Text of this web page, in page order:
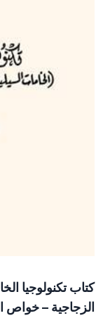
كتاب تكنولوجيا
الزجاجية – خواص